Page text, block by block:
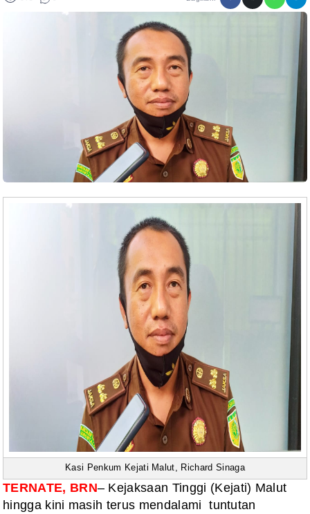
Kasi Penkum Kejati Malut, Richard Sinaga
TERNATE, BRN– Kejaksaan Tinggi (Kejati) Malut
hingga kini masih terus mendalami tuntutan